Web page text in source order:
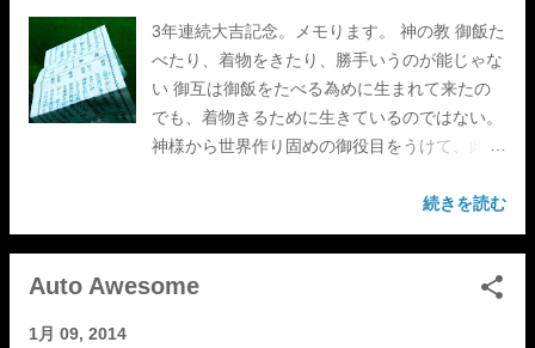
3年連続大吉記念。メモります。 神の教 御飯た
べたり、着物をきたり、勝手いうのが能じゃな
い 御互は御飯をたべる為めに生まれて来たの
でも、着物きるために生きているのではない。
神様から世界作り固めの御役目をうけて、此地
を作り上げる為めに生まれて来たのである。
この信仰を持って一生を働き続けましょう。
押忍。
続きを読む
Auto Awesome
1月 09, 2014